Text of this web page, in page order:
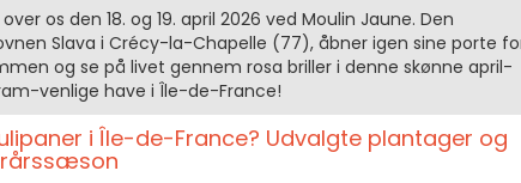
os den 18. og 19. april 2026 ved Moulin Jaune. Den
Slava i Crécy-la-Chapelle (77), åbner igen sine porte
og se på livet gennem rosa briller i denne skønne april-
venlige have i Île-de-France!
i Île-de-France? Udvalgte plantager og